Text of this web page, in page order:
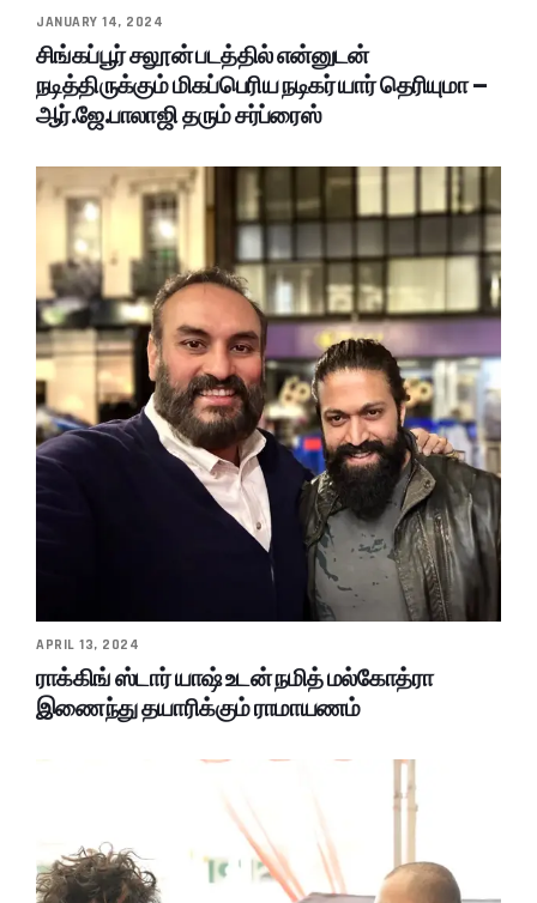
JANUARY 14, 2024
சிங்கப்பூர் சலூன் படத்தில் என்னுடன்
நடித்திருக்கும் மிகப்பெரிய நடிகர் யார் தெரியுமா –
ஆர்.ஜே.பாலாஜி தரும் சர்ப்ரைஸ்
APRIL 13, 2024
ராக்கிங் ஸ்டார் யாஷ் உடன் நமித் மல்கோத்ரா
இணைந்து தயாரிக்கும் ராமாயணம்